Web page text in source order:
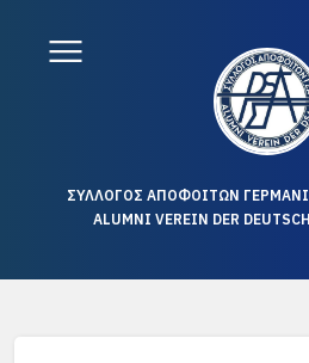
ΣΥΛΛΟΓΟΣ ΑΠΟΦΟΙΤΩΝ
ALUMNI VEREIN DER